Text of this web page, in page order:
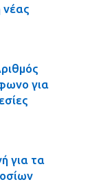
νέας
για
για τα